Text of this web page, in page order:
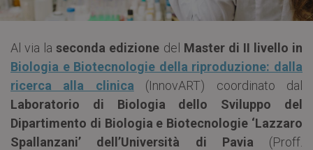
Al via laseconda edizione del Master di II livello in
Biologia e Biotecnologie della riproduzione: dalla
ricerca alla clinica (InnovART) coordinato dal
Laboratorio di Biologia dello Sviluppo del
Dipartimento di Biologia e Biotecnologie ‘Lazzaro
Spallanzani’
dell’Università di Pavia (Proff.